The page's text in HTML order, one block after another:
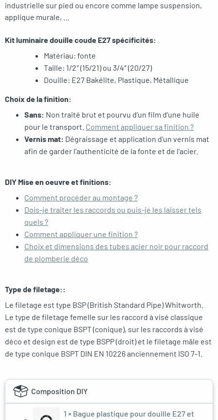
industrielle sur pied ou encore comme lampe suspension,
applique murale, …
Kit luminaire douille coude E27 spécificités:
Matériau: fonte
Taille: 1/2″ (15/21) ou 3/4″ (20/27)
Douille: E27 Bakélite, Plastique, Métallique
Choix de la finition:
Sans: Non traité brut et pourvu d’un film d’une huile
pour le transport. Comment appliquer sa finition ?
Vernis mat: Dégraissage et application d’un vernis mat
afin de garder l’authenticité de la fonte et de l’acier.
DIY Mise en oeuvre et finitions:
Comment procéder au montage ?
Dois-je traiter les raccords ou puis-je les laisser tels
quels ?
Comment appliquer une finition ?
Choix et dimensions des tubes acier noir pour raccord
de plomberie déco
Type de filetage::
Le filetage est type BSP (British Standard Pipe) Whitworth.
Le type de filetage femelle sur les raccord à visé classique
est de type conique BSPT (conique), sur les raccords à visé
déco et design est de type BSPP (droit) et le filetage mâle est
de type conique BSPT DIN EN 10226 anciennement ISO 7-1.
Composition DIY
1 × Bague plastique pour douille E27 et